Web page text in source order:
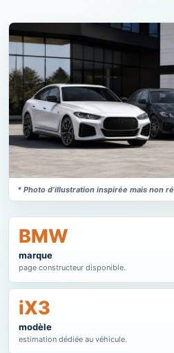
* Photo d’illustration inspirée mais non
BMW
marque
page constructeur disponible.
iX3
modèle
estimation dédiée au véhicule.